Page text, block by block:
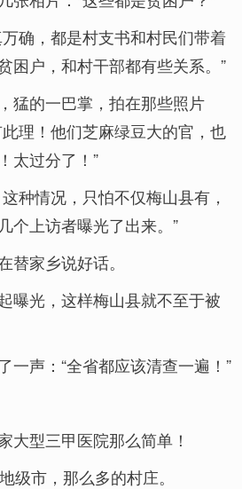
确，都是村支书和村民们带着
困户，和村干部都有些关系。”
猛的一巴掌，拍在那些照片
此理！他们芝麻绿豆大的官，也
太过分了！”
种情况，只怕不仅梅山县有，
个上访者曝光了出来。”
替家乡说好话。
曝光，这样梅山县就不至于被
一声：“全省都应该清查一遍！”
大型三甲医院那么简单！
级市，那么多的村庄。